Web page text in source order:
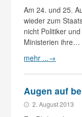
Am 24. und 25.
wieder zum
nicht Politiker
Ministerien ihre…
mehr ...→
Augen auf
2. August 2013